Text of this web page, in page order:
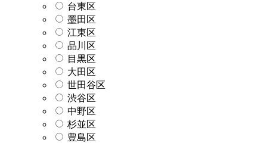
台東区
墨田区
江東区
品川区
目黒区
大田区
世田谷区
渋谷区
中野区
杉並区
豊島区